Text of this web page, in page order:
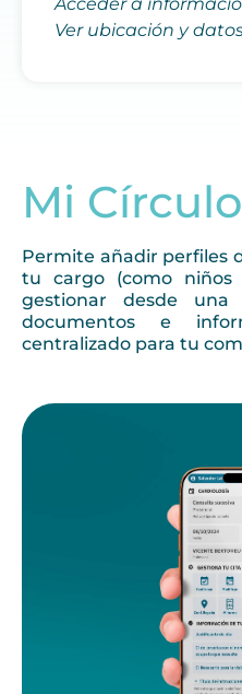
Ver ubicación y
Mi Círculo
Permite añadir perfiles
tu cargo (como niños
gestionar desde
documentos e
centralizado para tu